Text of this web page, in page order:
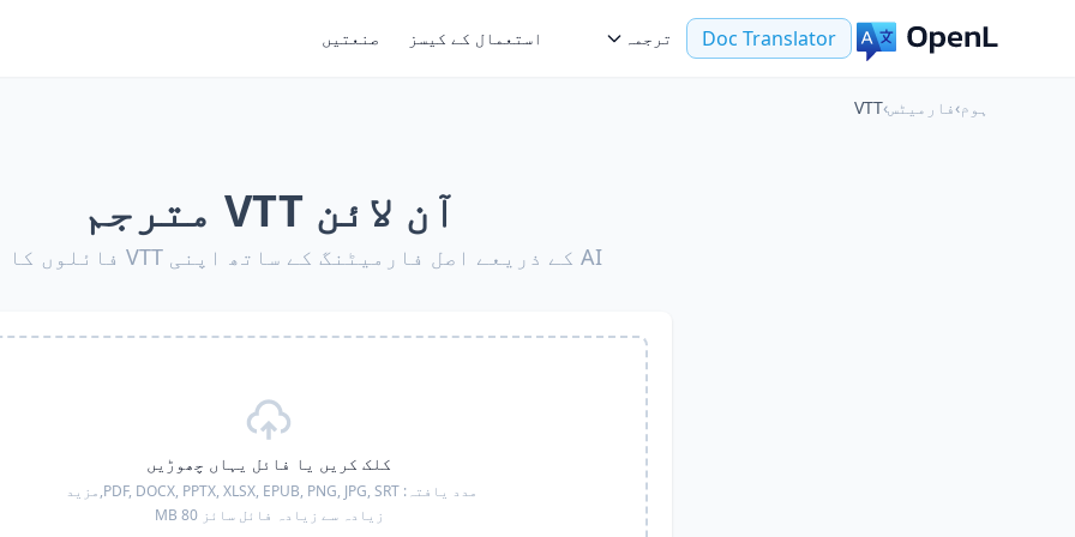
Doc Translator ترجمہ استعمال کے کیسز صنعتیں
ہوم›فارمیٹس›
VTT
آن لائن VTT مترجم
AI کے ذریعے اصل فارمیٹنگ کے ساتھ اپنی VTT فائلوں کا ترجمہ
کلک کریں یا فائل یہاں چھوڑیں
مدد یافتہ:PDF, DOCX, PPTX, XLSX, EPUB, PNG, JPG, SRT, مزید
زیادہ سے زیادہ فائل سائز 80 MB